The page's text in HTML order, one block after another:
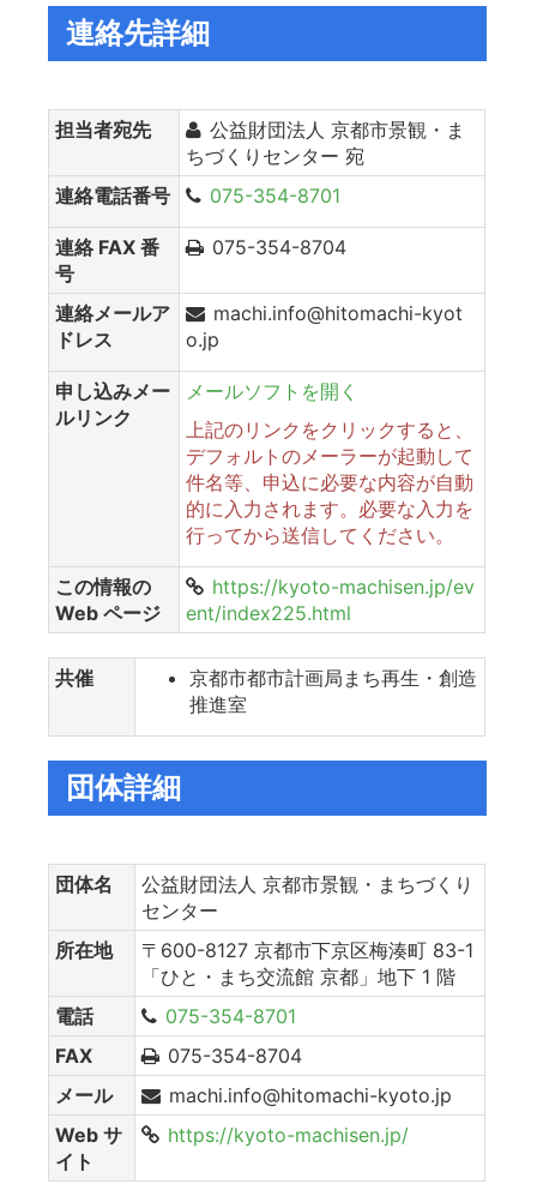
連絡先詳細
担当者宛先
公益財団法人 京都市景観・ま
ちづくりセンター 宛
連絡電話番号
075-354-8701
連絡 FAX 番
号
075-354-8704
連絡メールア
ドレス
machi.info@hitomachi-kyot
o.jp
申し込みメー
ルリンク
メールソフトを開く
上記のリンクをクリックすると、
デフォルトのメーラーが起動して
件名等、申込に必要な内容が自動
的に入力されます。必要な入力を
行ってから送信してください。
この情報の
Web ページ
https://kyoto-machisen.jp/ev
ent/index225.html
共催
京都市都市計画局まち再生・創造
推進室
団体詳細
団体名
公益財団法人 京都市景観・まちづくり
センター
所在地
〒600-8127 京都市下京区梅湊町 83-1
「ひと・まち交流館 京都」地下 1 階
電話
075-354-8701
FAX
075-354-8704
メール
machi.info@hitomachi-kyoto.jp
Web サ
イト
https://kyoto-machisen.jp/